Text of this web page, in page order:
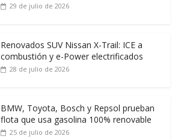
29 de julio de 2026
Renovados SUV Nissan X-Trail: ICE a
combustión y e-Power electrificados
28 de julio de 2026
BMW, Toyota, Bosch y Repsol prueban
flota que usa gasolina 100% renovable
25 de julio de 2026